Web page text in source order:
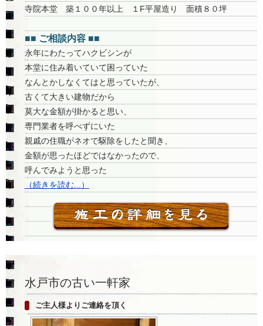
寺院本堂 築１００年以上 １F平屋造り 面積８０坪
■■ ご相談内容 ■■
永年にわたってハクビシンが
本堂に住み着いていて困っていた
なんとかしなくてはと思っていたが、
古くて大きい建物だから
莫大な金額が掛かると思い、
専門業者を呼べずにいた
親戚の住職がネオで駆除をしたと聞き、
金額が思ったほどではなかったので、
呼んでみようと思った
（続きを読む...）
水戸市の古い一軒家
ご主人様よりご連絡を頂く